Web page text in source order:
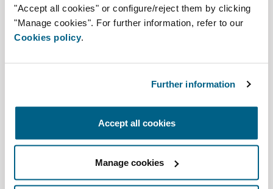
"Accept all cookies" or configure/reject them by clicking
"Manage cookies". For further information, refer to our
Cookies policy.
Further information
Accept all cookies
Manage cookies
Qualidade do ar,
zonificação e
A solução plug&play que incorpora os
últimos avanços da tecnologia
dutos flexíveis, permite a regulação
independente da temperatura em